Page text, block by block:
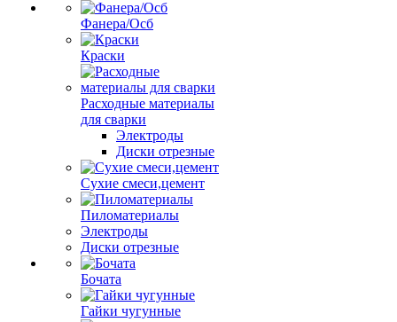
Фанера/Осб
Краски
Расходные материалы
для сварки
Электроды
Диски отрезные
Сухие смеси,цемент
Пиломатериалы
Электроды
Диски отрезные
Бочата
Гайки чугунные